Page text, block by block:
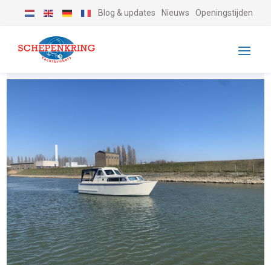
Blog & updates Nieuws Openingstijden